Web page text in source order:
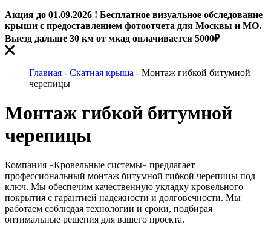
Акция до 01.09.2026 ! Бесплатное визуальное обследование
крыши с предоставлением фотоотчета для Москвы и МО.
Выезд дальше 30 км от мкад оплачивается 5000₽
Главная - Скатная крыша - Монтаж гибкой битумной
черепицы
Монтаж гибкой битумной
черепицы
Компания «Кровельные системы» предлагает
профессиональный монтаж битумной гибкой черепицы под
ключ. Мы обеспечим качественную укладку кровельного
покрытия с гарантией надежности и долговечности. Мы
работаем соблюдая технологии и сроки, подбирая
оптимальные решения для вашего проекта.